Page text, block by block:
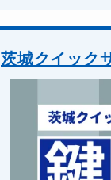
茨城クイック